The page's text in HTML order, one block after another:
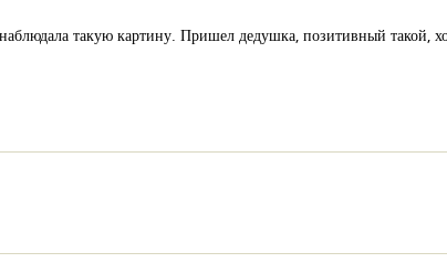
такую картину. Пришел дедушка, позитивный такой,